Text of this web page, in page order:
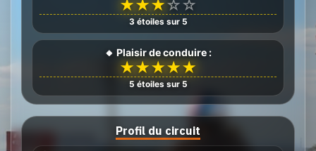
★★★☆☆
3 étoiles sur 5
🔸 Plaisir de conduire :
★★★★★
5 étoiles sur 5
Profil du circuit